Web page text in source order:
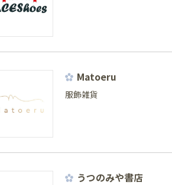
Matoeru
服飾雑貨
うつのみや書店